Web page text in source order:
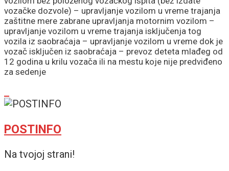
vozačke dozvole) – upravljanje vozilom u vreme trajanja
zaštitne mere zabrane upravljanja motornim vozilom –
upravljanje vozilom u vreme trajanja isključenja tog
vozila iz saobraćaja – upravljanje vozilom u vreme dok je
vozač isključen iz saobraćaja – prevoz deteta mlađeg od
12 godina u krilu vozača ili na mestu koje nije predviđeno
za sedenje
POSTINFO
Na tvojoj strani!